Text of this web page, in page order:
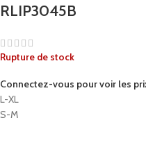
RLIP3045B
Rupture de stock
Connectez-vous pour voir les
L-XL
S-M